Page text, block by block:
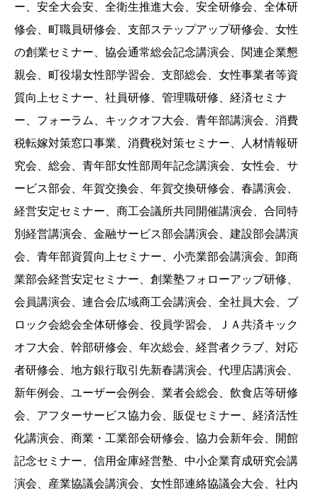
ー、安全大会安、全衛生推進大会、安全研修会、全体研
修会、町職員研修会、支部ステップアップ研修会、女性
の創業セミナー、協会通常総会記念講演会、関連企業懇
親会、町役場女性部学習会、支部総会、女性事業者等資
質向上セミナー、社員研修、管理職研修、経済セミナ
ー、フォーラム、キックオフ大会、青年部講演会、消費
税転嫁対策窓口事業、消費税対策セミナー、人材情報研
究会、総会、青年部女性部周年記念講演会、女性会、サ
ービス部会、年賀交換会、年賀交換研修会、春講演会、
経営安定セミナー、商工会議所共同開催講演会、合同特
別経営講演会、金融サービス部会講演会、建設部会講演
会、青年部資質向上セミナー、小売業部会講演会、卸商
業部会経営安定セミナー、創業塾フォローアップ研修、
会員講演会、連合会広域商工会講演会、全社員大会、ブ
ロック会総会全体研修会、役員学習会、ＪＡ共済キック
オフ大会、幹部研修会、年次総会、経営者クラブ、対応
者研修会、地方銀行取引先新春講演会、代理店講演会、
新年例会、ユーザー会例会、業者会総会、飲食店等研修
会、アフターサービス協力会、販促セミナー、経済活性
化講演会、商業・工業部会研修会、協力会新年会、開館
記念セミナー、信用金庫経営塾、中小企業育成研究会講
演会、産業協議会講演会、女性部連絡協議会大会、社内